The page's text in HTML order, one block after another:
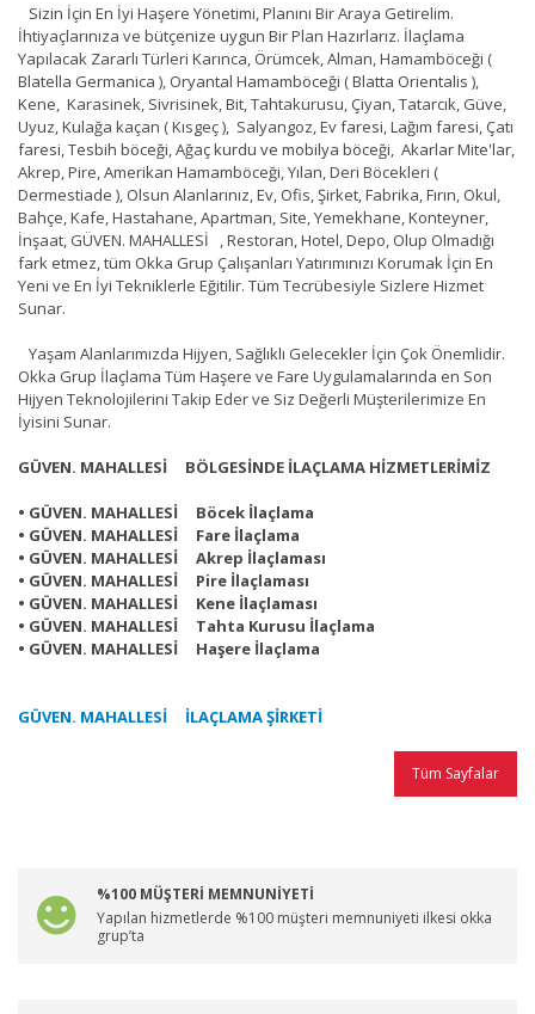
Sizin İçin En İyi Haşere Yönetimi, Planını Bir Araya Getirelim.
İhtiyaçlarınıza ve bütçenize uygun Bir Plan Hazırlarız. İlaçlama
Yapılacak Zararlı Türleri Karınca, Örümcek, Alman, Hamamböceği (
Blatella Germanica ), Oryantal Hamamböceği ( Blatta Orientalis ),
Kene, Karasinek, Sivrisinek, Bit, Tahtakurusu, Çiyan, Tatarcık, Güve,
Uyuz, Kulağa kaçan ( Kısgeç ), Salyangoz, Ev faresi, Lağım faresi, Çatı
faresi, Tesbih böceği, Ağaç kurdu ve mobilya böceği, Akarlar Mite'lar,
Akrep, Pire, Amerikan Hamamböceği, Yılan, Deri Böcekleri (
Dermestiade ), Olsun Alanlarınız, Ev, Ofis, Şirket, Fabrika, Fırın, Okul,
Bahçe, Kafe, Hastahane, Apartman, Site, Yemekhane, Konteyner,
İnşaat, GÜVEN. MAHALLESİ , Restoran, Hotel, Depo, Olup Olmadığı
fark etmez, tüm Okka Grup Çalışanları Yatırımınızı Korumak İçin En
Yeni ve En İyi Tekniklerle Eğitilir. Tüm Tecrübesiyle Sizlere Hizmet
Sunar.
Yaşam Alanlarımızda Hijyen, Sağlıklı Gelecekler İçin Çok Önemlidir.
Okka Grup İlaçlama Tüm Haşere ve Fare Uygulamalarında en Son
Hijyen Teknolojilerini Takip Eder ve Siz Değerli Müşterilerimize En
İyisini Sunar.
GÜVEN. MAHALLESİ BÖLGESİNDE İLAÇLAMA HİZMETLERİMİZ
• GÜVEN. MAHALLESİ Böcek İlaçlama
• GÜVEN. MAHALLESİ Fare İlaçlama
• GÜVEN. MAHALLESİ Akrep İlaçlaması
• GÜVEN. MAHALLESİ Pire İlaçlaması
• GÜVEN. MAHALLESİ Kene İlaçlaması
• GÜVEN. MAHALLESİ Tahta Kurusu İlaçlama
• GÜVEN. MAHALLESİ Haşere İlaçlama
GÜVEN. MAHALLESİ İLAÇLAMA ŞİRKETİ
Tüm Sayfalar
%100 MÜŞTERİ MEMNUNİYETİ
Yapılan hizmetlerde %100 müşteri memnuniyeti ilkesi okka
grup’ta